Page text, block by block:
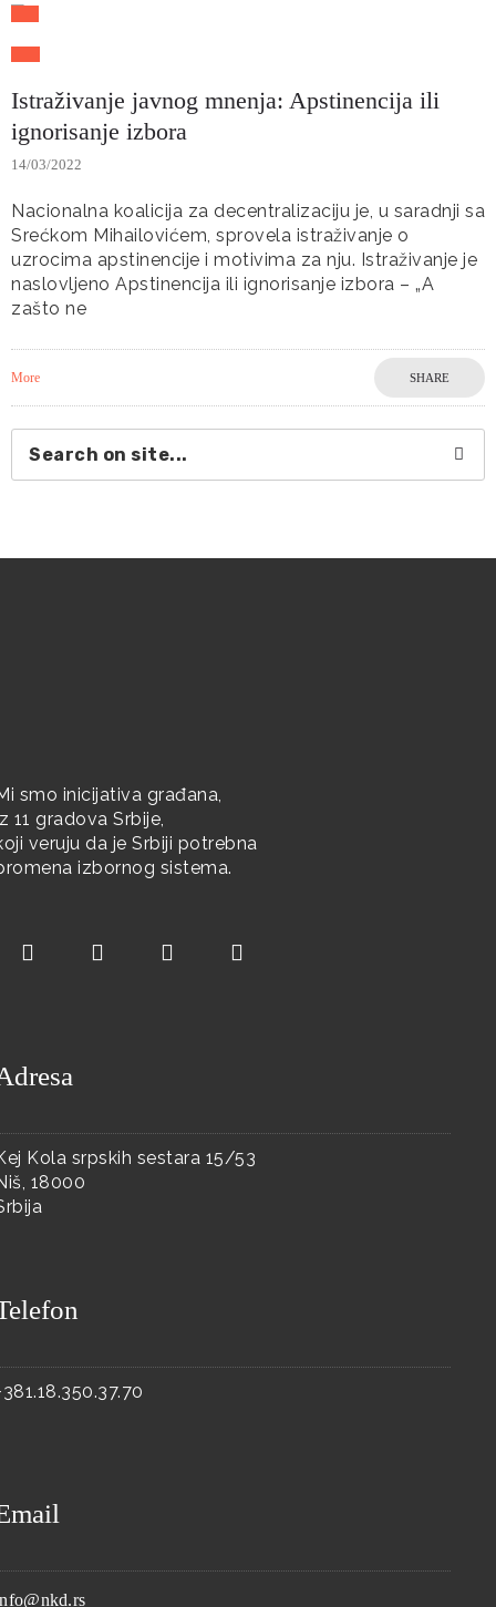
Istraživanje javnog mnenja: Apstinencija ili
ignorisanje izbora
14/03/2022
Nacionalna koalicija za decentralizaciju je, u saradnji sa
Srećkom Mihailovićem, sprovela istraživanje o
uzrocima apstinencije i motivima za nju. Istraživanje je
naslovljeno Apstinencija ili ignorisanje izbora – „A
zašto ne
More SHARE
smo inicijativa građana,
11 gradova Srbije,
veruju da je Srbiji potrebna
izbornog sistema.
Kola srpskih sestara 15/53
18000